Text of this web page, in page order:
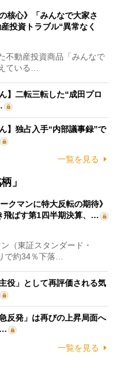
核心》「みんなで大家さ
投資トラブル“異常なく
不動産投資商品「みんなで
ている…
】二転三転した“成田プロ
】独占入手“内部議事録”で
一覧を見る
」
クマンに特大反転の期待》
飛ばす第1四半期決算、…
（東証スタンダード・
で約34％下落…
役」として再評価される気
反発」は再びの上昇局面へ
…
一覧を見る